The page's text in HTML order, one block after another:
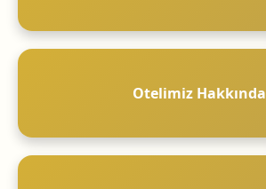
Otelimiz Hakkında